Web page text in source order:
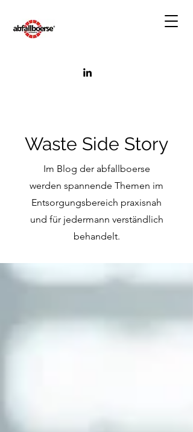
Waste Side Story
Im Blog der abfallboerse
werden spannende Themen im
Entsorgungsbereich praxisnah
und für jedermann verständlich
behandelt.